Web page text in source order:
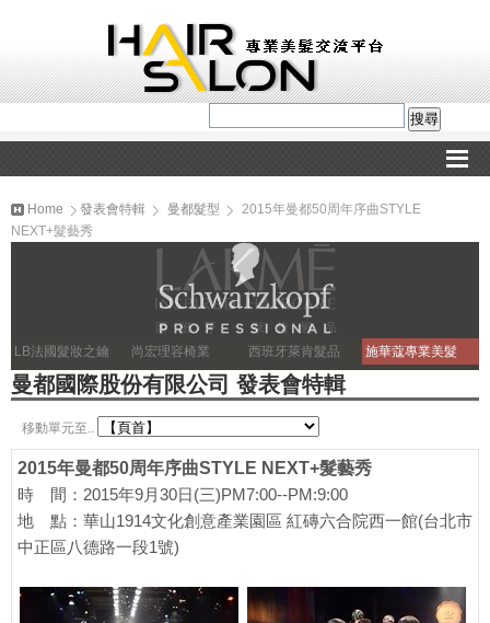
Home 發表會特輯 曼都髮型
2015年曼都50周年序曲STYLE
NEXT+髮藝秀
LB法國髮妝之鑰 尚宏理容椅業 西班牙萊肯髮品 施華蔻專業美髮
曼都國際股份有限公司 發表會特輯
移動單元至..
2015年曼都50周年序曲STYLE NEXT+髮藝秀
時 間：2015年9月30日(三)PM7:00--PM:9:00
地 點：華山1914文化創意產業園區 紅磚六合院西一館(台北市
中正區八德路一段1號)